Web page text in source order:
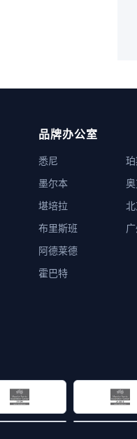
品牌办公室
悉尼
墨尔本
堪培拉
布里斯班
阿德莱德
霍巴特